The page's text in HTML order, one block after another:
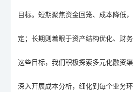
目标。短期聚焦资金回笼、成本降低
定；长期则着眼于资产结构优化、财
这些目标，我们积极探索多元化融资
深入开展成本分析，细化到每个业务